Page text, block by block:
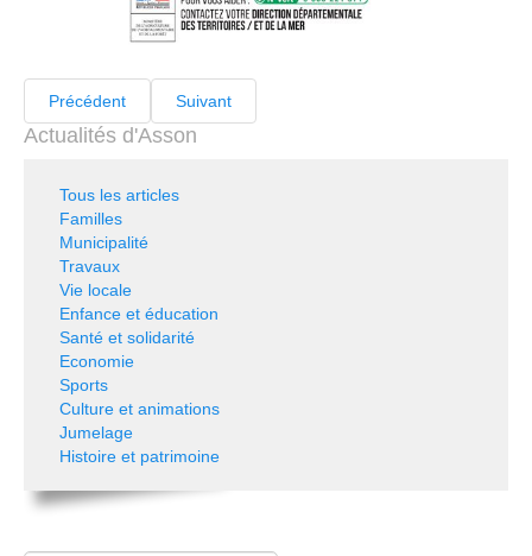
Précédent Suivant
Actualités d'Asson
Tous les articles
Familles
Municipalité
Travaux
Vie locale
Enfance et éducation
Santé et solidarité
Economie
Sports
Culture et animations
Jumelage
Histoire et patrimoine
Rechercher